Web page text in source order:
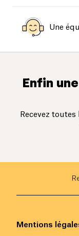
Une
Enfin
Recevez
Mentions